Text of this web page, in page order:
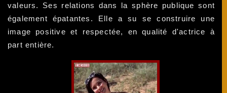
valeurs. Ses relations dans la sphère publique sont
également épatantes. Elle a su se construire une
image positive et respectée, en qualité d'actrice à
part entière.